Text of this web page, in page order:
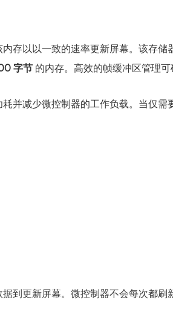
存以以一致的速率更新屏幕。该存储
字节 的内存。高效的帧缓冲区管理
并减少微控制器的工作负载。当仅
到更新屏幕。微控制器不会每次都